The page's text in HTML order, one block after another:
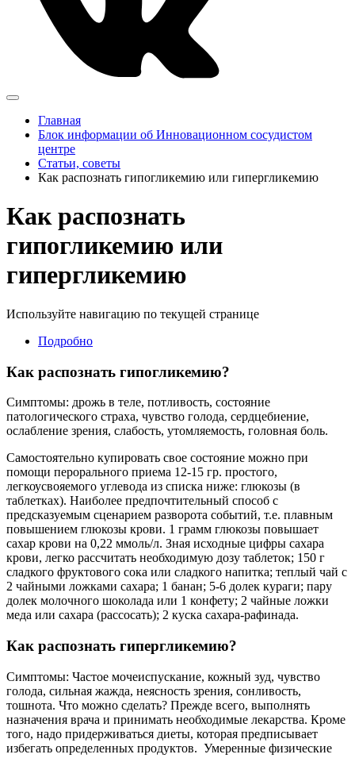
Главная
Блок информации об Инновационном сосудистом
центре
Статьи, советы
Как распознать гипогликемию или гипергликемию
Как распознать
гипогликемию или
гипергликемию
Используйте навигацию по текущей странице
Подробно
Как распознать гипогликемию?
Симптомы: дрожь в теле, потливость, состояние
патологического страха, чувство голода, сердцебиение,
ослабление зрения, слабость, утомляемость, головная боль.
Самостоятельно купировать свое состояние можно при
помощи перорального приема 12-15 гр. простого,
легкоусвояемого углевода из списка ниже: глюкозы (в
таблетках). Наиболее предпочтительный способ с
предсказуемым сценарием разворота событий, т.е. плавным
повышением глюкозы крови. 1 грамм глюкозы повышает
сахар крови на 0,22 ммоль/л. Зная исходные цифры сахара
крови, легко рассчитать необходимую дозу таблеток; 150 г
сладкого фруктового сока или сладкого напитка; теплый чай с
2 чайными ложками сахара; 1 банан; 5-6 долек кураги; пару
долек молочного шоколада или 1 конфету; 2 чайные ложки
меда или сахара (рассосать); 2 куска сахара-рафинада.
Как распознать гипергликемию?
Симптомы: Частое мочеиспускание, кожный зуд, чувство
голода, сильная жажда, неясность зрения, сонливость,
тошнота. Что можно сделать? Прежде всего, выполнять
назначения врача и принимать необходимые лекарства. Кроме
того, надо придерживаться диеты, которая предписывает
избегать определенных продуктов. Умеренные физические